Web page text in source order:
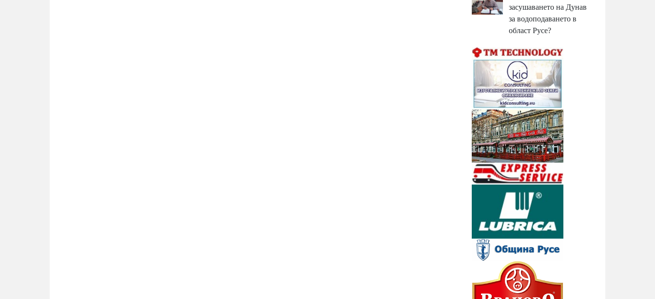
засушаването на Дунав
за водоподаването в
област Русе?